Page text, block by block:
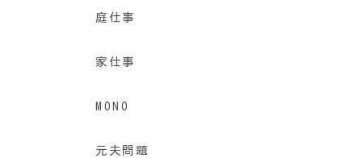
庭仕事
家仕事
MONO
元夫問題